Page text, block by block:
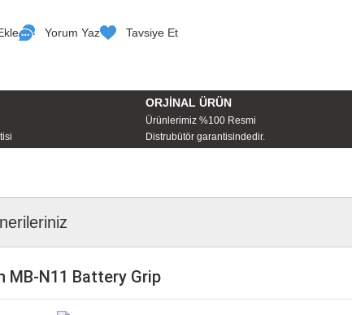
Yorum Yaz Tavsiye Et
ORJİNAL ÜRÜN
Ürünlerimiz %100 Resmi
Distrubütör garantisindedir.
MB-N11 Battery Grip